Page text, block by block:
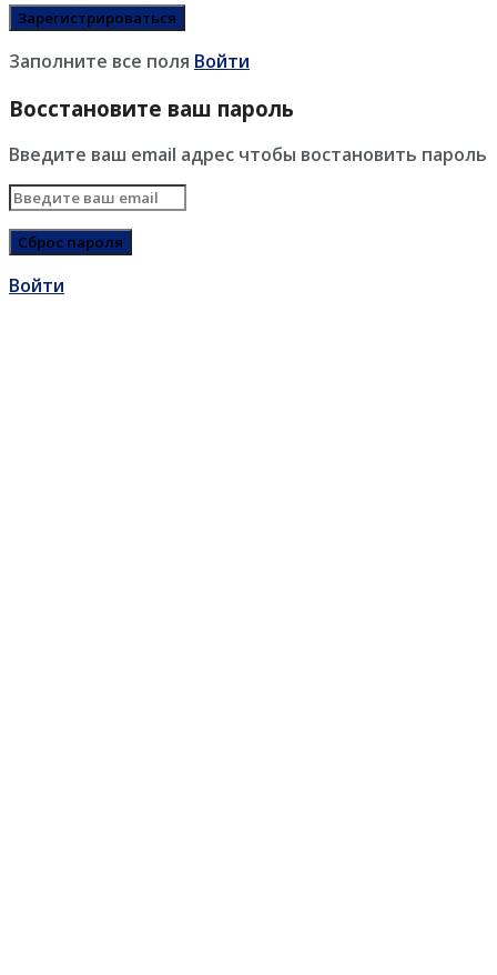
Заполните все поля Войти
Восстановите ваш пароль
Введите ваш email адрес чтобы востановить пароль
Войти